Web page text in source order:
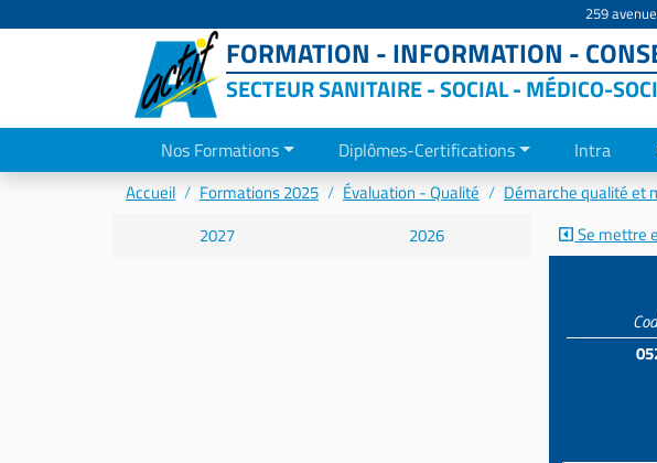
259
FORMATION - INFORMATION -
SECTEUR SANITAIRE - SOCIAL - MÉDICO-
Nos Formations Diplômes-Certifications Intra
Accueil Formations 2025 Évaluation - Qualité Démarche qualité et
2027
2026 Se mettre